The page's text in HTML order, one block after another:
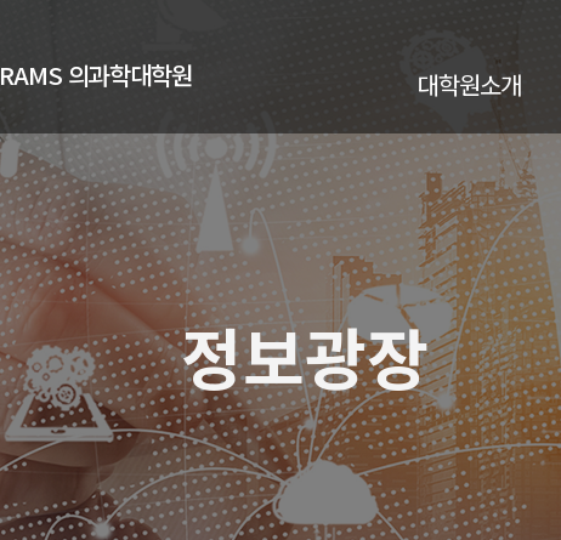
의과학대학원 대학원소개
정보광장